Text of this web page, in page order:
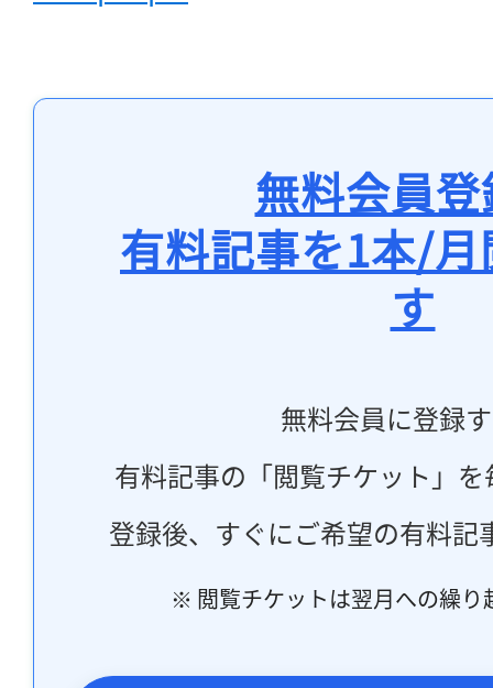
無料会員
有料記事を1本/
す
無料会員に登録
有料記事の「閲覧チケット」
登録後、すぐにご希望の有料記
※ 閲覧チケットは翌月への繰り